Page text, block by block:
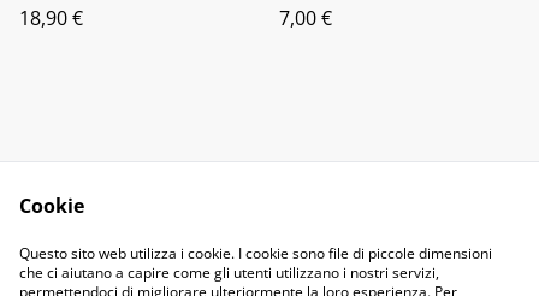
18,90 €
7,00 €
Contact Us
Legal Terms
Privacy Policy
Cookie Policy
Cookie
Questo sito web utilizza i cookie. I cookie sono file di piccole dimensioni
che ci aiutano a capire come gli utenti utilizzano i nostri servizi,
permettendoci di migliorare ulteriormente la loro esperienza. Per